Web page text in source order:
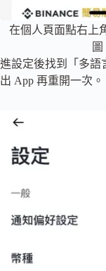
在個人頁面點右上
圖
進設定後找到「多語
出 App 再重開一次。